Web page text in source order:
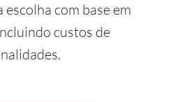
com base em
custos de